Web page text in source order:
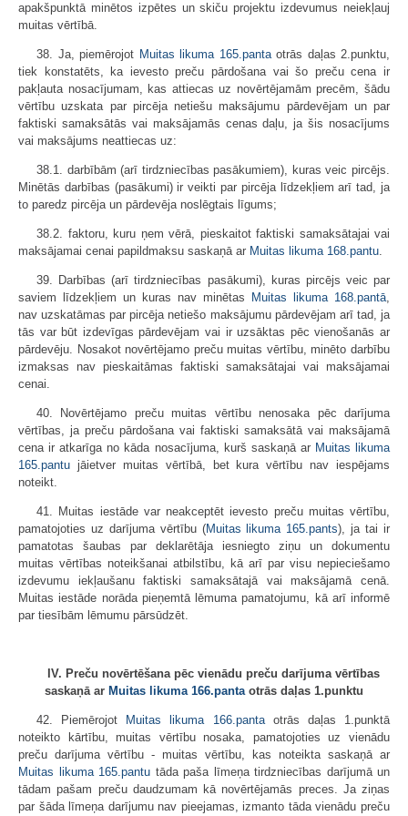
apakšpunktā minētos izpētes un skiču projektu izdevumus neiekļauj
muitas vērtībā.
38. Ja, piemērojot Muitas likuma 165.pantaotrās daļas 2.punktu,
tiek konstatēts, ka ievesto preču pārdošana vai šo preču cena ir
pakļauta nosacījumam, kas attiecas uz novērtējamām precēm, šādu
vērtību uzskata par pircēja netiešu maksājumu pārdevējam un par
faktiski samaksātās vai maksājamās cenas daļu, ja šis nosacījums
vai maksājums neattiecas uz:
38.1. darbībām (arī tirdzniecības pasākumiem), kuras veic pircējs.
Minētās darbības (pasākumi) ir veikti par pircēja līdzekļiem arī tad, ja
to paredz pircēja un pārdevēja noslēgtais līgums;
38.2. faktoru, kuru ņem vērā, pieskaitot faktiski samaksātajai vai
maksājamai cenai papildmaksu saskaņā ar Muitas likuma 168.pantu.
39. Darbības (arī tirdzniecības pasākumi), kuras pircējs veic par
saviem līdzekļiem un kuras nav minētas
Muitas likuma 168.pantā,
nav uzskatāmas par pircēja netiešo maksājumu pārdevējam arī tad, ja
tās var būt izdevīgas pārdevējam vai ir uzsāktas pēc vienošanās ar
pārdevēju. Nosakot novērtējamo preču muitas vērtību, minēto darbību
izmaksas nav pieskaitāmas faktiski samaksātajai vai maksājamai
cenai.
40. Novērtējamo preču muitas vērtību nenosaka pēc darījuma
vērtības, ja preču pārdošana vai faktiski samaksātā vai maksājamā
cena ir atkarīga no kāda nosacījuma, kurš saskaņā ar Muitas likuma
165.pantu jāietver muitas vērtībā, bet kura vērtību nav iespējams
noteikt.
41. Muitas iestāde var neakceptēt ievesto preču muitas vērtību,
pamatojoties uz darījuma vērtību (Muitas likuma 165.pants), ja tai ir
pamatotas šaubas par deklarētāja iesniegto ziņu un dokumentu
muitas vērtības noteikšanai atbilstību, kā arī par visu nepieciešamo
izdevumu iekļaušanu faktiski samaksātajā vai maksājamā cenā.
Muitas iestāde norāda pieņemtā lēmuma pamatojumu, kā arī informē
par tiesībām lēmumu pārsūdzēt.
IV. Preču novērtēšana pēc vienādu preču darījuma vērtības
saskaņā ar Muitas likuma 166.pantaotrās daļas 1.punktu
42. Piemērojot Muitas likuma 166.pantaotrās daļas 1.punktā
noteikto kārtību, muitas vērtību nosaka, pamatojoties uz vienādu
preču darījuma vērtību - muitas vērtību, kas noteikta saskaņā ar
Muitas likuma 165.pantu tāda paša līmeņa tirdzniecības darījumā un
tādam pašam preču daudzumam kā novērtējamās preces. Ja ziņas
par šāda līmeņa darījumu nav pieejamas, izmanto tāda vienādu preču